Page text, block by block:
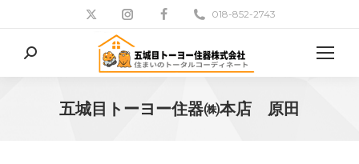
018-852-2743
検
索:
五城目トーヨー住器㈱本店 原田